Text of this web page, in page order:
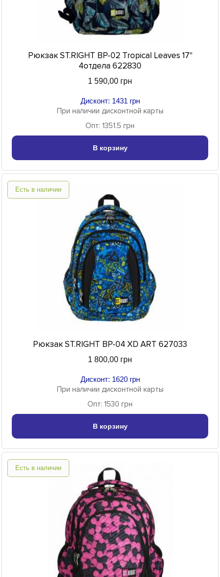
Рюкзак ST.RIGHT BP-02 Tropical Leaves 17"
4отдела 622830
1 590,00 грн
Дисконт: 1431 грн
При наличии дисконтной карты
Опт: 1351.5 грн
В корзину
Есть в наличии
Рюкзак ST.RIGHT BP-04 XD ART 627033
1 800,00 грн
Дисконт: 1620 грн
При наличии дисконтной карты
Опт: 1530 грн
В корзину
Есть в наличии